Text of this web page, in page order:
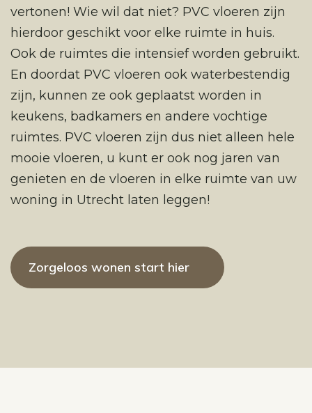
vertonen! Wie wil dat niet? PVC vloeren zijn
hierdoor geschikt voor elke ruimte in huis.
Ook de ruimtes die intensief worden gebruikt.
En doordat PVC vloeren ook waterbestendig
zijn, kunnen ze ook geplaatst worden in
keukens, badkamers en andere vochtige
ruimtes. PVC vloeren zijn dus niet alleen hele
mooie vloeren, u kunt er ook nog jaren van
genieten en de vloeren in elke ruimte van uw
woning in Utrecht laten leggen!
Zorgeloos wonen start hier